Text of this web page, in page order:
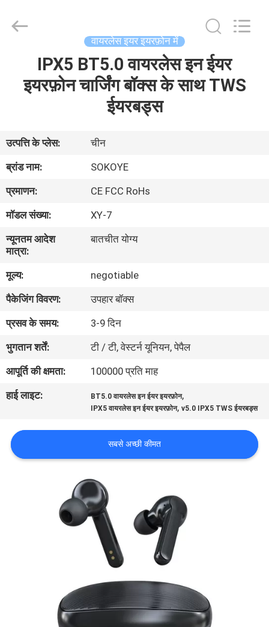
हमारे
बारे
में
कारखाना
भ्रमण
गुणवत्ता
नियंत्रण
संपर्क
करें
समाचार
मामलों
PRIVACY
Electronic
Co.,Ltd.
वायरलेस इयर इयरफ़ोन में
IPX5 BT5.0 वायरलेस इन ईयर
इयरफ़ोन चार्जिंग बॉक्स के साथ TWS
ईयरबड्स
उत्पत्ति के प्लेस:
चीन
ब्रांड नाम:
SOKOYE
प्रमाणन:
CE FCC RoHs
मॉडल संख्या:
XY-7
न्यूनतम आदेश
मात्रा:
बातचीत योग्य
मूल्य:
negotiable
पैकेजिंग विवरण:
उपहार बॉक्स
प्रसव के समय:
3-9 दिन
भुगतान शर्तें:
टी / टी, वेस्टर्न यूनियन, पेपैल
आपूर्ति की क्षमता:
100000 प्रति माह
हाई लाइट:
BT5.0 वायरलेस इन ईयर इयरफ़ोन,
IPX5 वायरलेस इन ईयर इयरफ़ोन,v5.0 IPX5 TWS ईयरबड्स
सबसे अच्छी कीमत